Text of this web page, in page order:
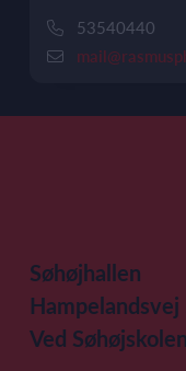
53540440
Søhøjhallen
Ved Søhøjskolen